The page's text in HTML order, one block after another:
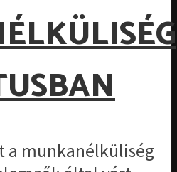
a munkanélküliség